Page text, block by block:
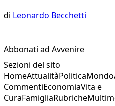
di Leonardo Becchetti
Abbonati ad Avvenire
Sezioni del sito
HomeAttualitàPoliticaMondo
CommentiEconomiaVita e
CuraFamigliaRubriche